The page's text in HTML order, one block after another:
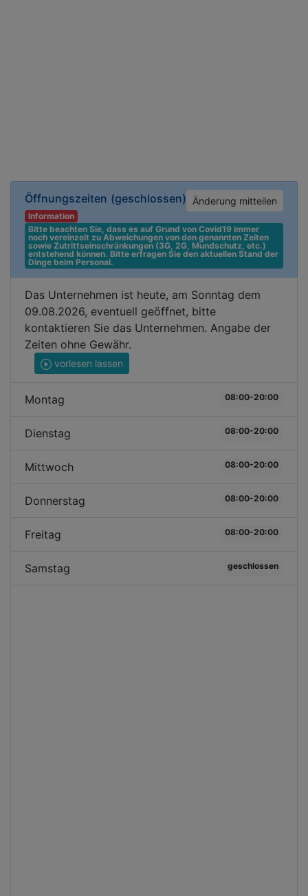
Öffnungszeiten (geschlossen) Änderung mitteilen
Information
Bitte beachten Sie, dass es auf Grund von Covid19 immer
noch vereinzelt zu Abweichungen von den genannten Zeiten
sowie Zutrittseinschränkungen (3G, 2G, Mundschutz, etc.)
entstehend können. Bitte erfragen Sie den aktuellen Stand der
Dinge beim Personal.
Das Unternehmen ist heute, am Sonntag dem
09.08.2026, eventuell geöffnet, bitte
kontaktieren Sie das Unternehmen. Angabe der
Zeiten ohne Gewähr.
vorlesen lassen
Montag 08:00-20:00
Dienstag 08:00-20:00
Mittwoch 08:00-20:00
Donnerstag 08:00-20:00
Freitag 08:00-20:00
Samstag geschlossen